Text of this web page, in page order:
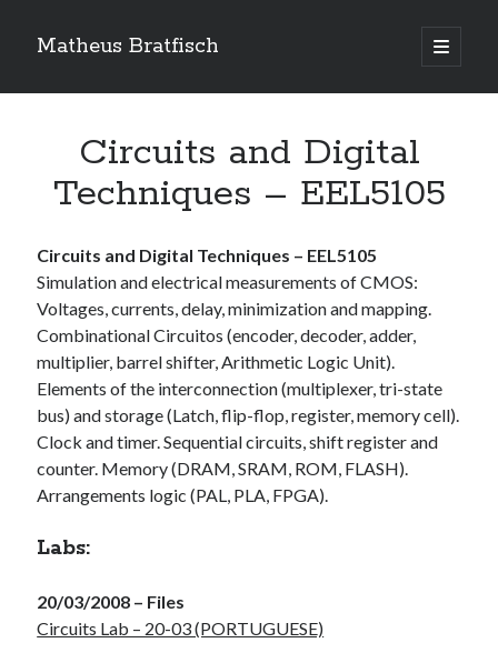
Matheus Bratfisch
open
primary
Sidebar
Calendário
M T W T F S S
1 2
3 4 5 6 7 8 9
10 11 12 13 14 15 16
24 25 26 27 28 29 30
31
Artigos Recentes
Ubuntu 12.04 – Setting up Samba (3.6.3)
Circuits and Digital
Techniques – EEL5105
Circuits and Digital Techniques – EEL5105
Simulation and electrical measurements of CMOS:
Voltages, currents, delay, minimization and mapping.
Combinational Circuitos (encoder, decoder, adder,
multiplier, barrel shifter, Arithmetic Logic Unit).
Elements of the interconnection (multiplexer, tri-state
bus) and storage (Latch, flip-flop, register, memory cell).
Clock and timer. Sequential circuits, shift register and
counter. Memory (DRAM, SRAM, ROM, FLASH).
Arrangements logic (PAL, PLA, FPGA).
Labs:
20/03/2008 – Files
Circuits Lab – 20-03 (PORTUGUESE)